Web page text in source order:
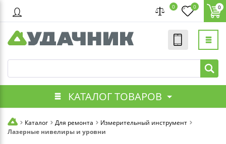
0 0 0
КАТАЛОГ ТОВАРОВ
Каталог Для ремонта
Измерительный инструмент
Лазерные нивелиры и уровни